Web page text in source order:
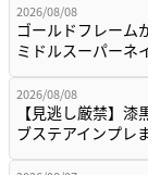
2026/08/08
ゴールドフレーム
ミドルスーパー
2026/08/08
【見逃し厳禁】
ブステアインプレ